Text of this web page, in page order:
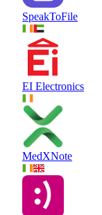
SpeakToFile
EI Electronics
MedXNote